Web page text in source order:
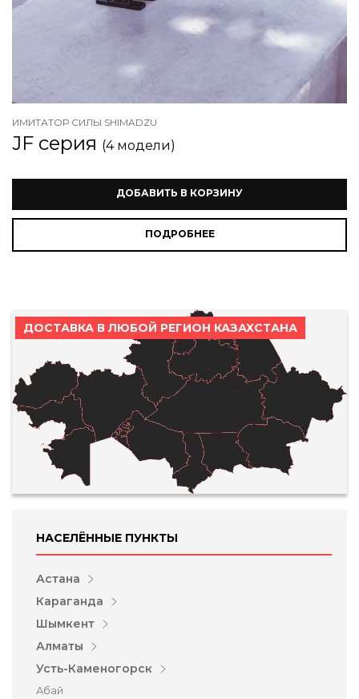
ИМИТАТОР СИЛЫ SHIMADZU
JF серия (4 модели)
ДОБАВИТЬ В КОРЗИНУ
ПОДРОБНЕЕ
ДОСТАВКА В ЛЮБОЙ РЕГИОН КАЗАХСТАНА
НАСЕЛЁННЫЕ ПУНКТЫ
Астана
Караганда
Шымкент
Алматы
Усть-Каменогорск
Абай